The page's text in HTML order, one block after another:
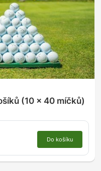
(10 x 40 míčků)
Do košíku